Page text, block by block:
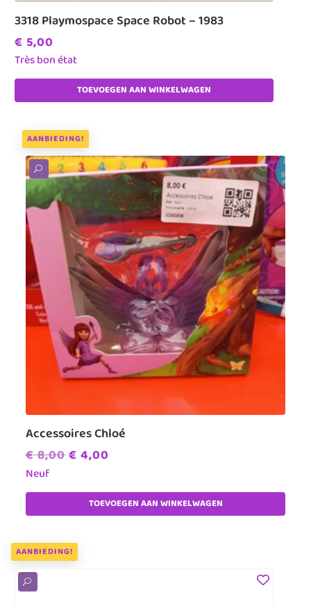
3318 Playmospace Space Robot – 1983
€ 5,00
Très bon état
TOEVOEGEN AAN WINKELWAGEN
AANBIEDING!
Accessoires Chloé
€8,00Oorspronkelijke
was:
€ 8,00.
€ 4,00
is:
€ 4,00.
Neuf
U
TOEVOEGEN AAN WINKELWAGEN
AANBIEDING!
U